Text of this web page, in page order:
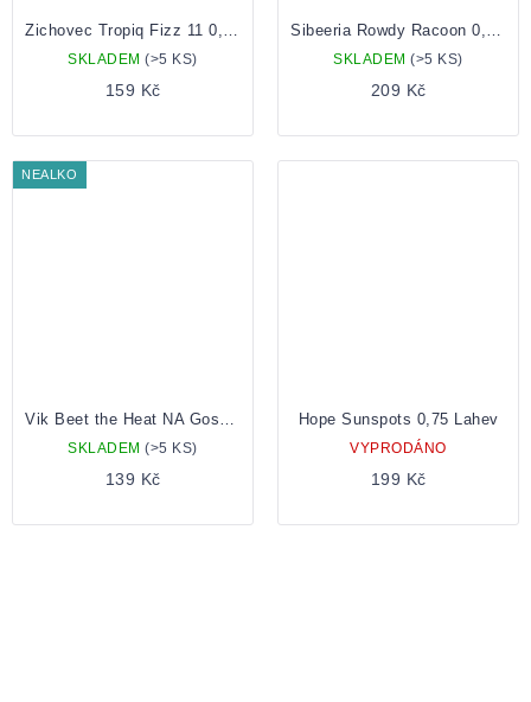
SKLADEM(>5 KS)
159 Kč
SKLADEM(>5 KS)
209 Kč
NEALKO
SKLADEM(>5 KS)
139 Kč
Hope Sunspots 0,75 Lahev
VYPRODÁNO
199 Kč